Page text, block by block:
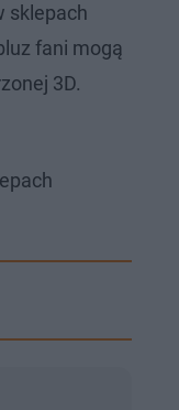
sklepach
fani mogą
3D.